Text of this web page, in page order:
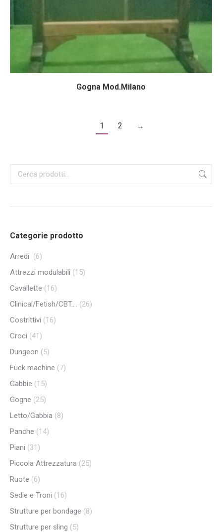
Gogna Mod.Milano
1 2 →
Categorie prodotto
Arredi (6)
Attrezzi modulabili (15)
Cavallette (16)
Clinical/Fetish/CBT.... (26)
Costrittivi (16)
Croci (41)
Dungeon (5)
Fuck machine (7)
Gabbie (15)
Gogne (25)
Letto/Gabbia (8)
Panche (14)
Piani (31)
Piccola Attrezzatura (25)
Ruote (6)
Sedie e Troni (16)
Strutture per bondage (8)
Strutture per sling (5)